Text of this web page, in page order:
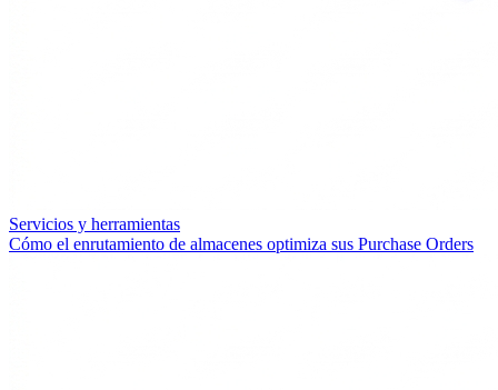
Servicios y herramientas
Cómo el enrutamiento de almacenes optimiza sus Purchase Orders